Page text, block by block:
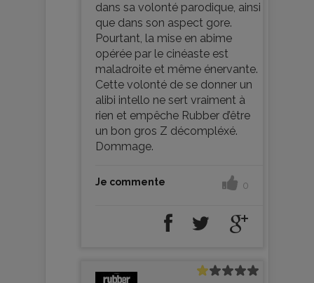
dans sa volonté parodique, ainsi
que dans son aspect gore.
Pourtant, la mise en abime
opérée par le cinéaste est
maladroite et même énervante.
Cette volonté de se donner un
alibi intello ne sert vraiment à
rien et empêche Rubber d’être
un bon gros Z décompléxé.
Dommage.
Je commente 0